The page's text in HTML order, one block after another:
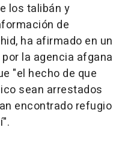
los talibán y
de
ha afirmado en un
la agencia afgana
"el hecho de que
sean arrestados
encontrado refugio